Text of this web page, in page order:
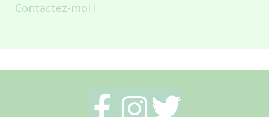
Contactez-moi !